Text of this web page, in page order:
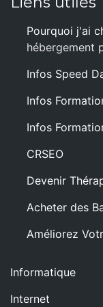
Pourquoi j'ai
hébergement
Infos Speed
Infos
Infos
CRSEO
Devenir
Acheter des
Améliorez
Informatique
Internet